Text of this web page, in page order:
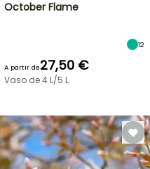
October Flame
12
A partir de27,50 €
Vaso de 4 L/5 L